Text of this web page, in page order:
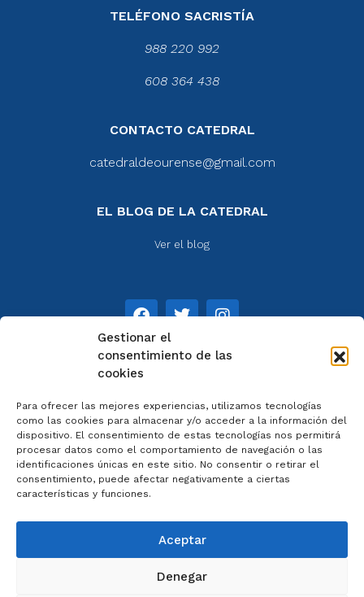
Gestionar el
consentimiento de las
cookies
Para ofrecer las mejores experiencias, utilizamos tecnologías
como las cookies para almacenar y/o acceder a la información del
dispositivo. El consentimiento de estas tecnologías nos permitirá
procesar datos como el comportamiento de navegación o las
identificaciones únicas en este sitio. No consentir o retirar el
consentimiento, puede afectar negativamente a ciertas
características y funciones.
Aceptar
Denegar
TELÉFONO SACRISTÍA
988 220 992
608 364 438
CONTACTO CATEDRAL
catedraldeourense@gmail.com
EL BLOG DE LA CATEDRAL
Ver el blog
Aviso legal
Política de privacidad
Cookies
Colaboradores
Condiciones generales